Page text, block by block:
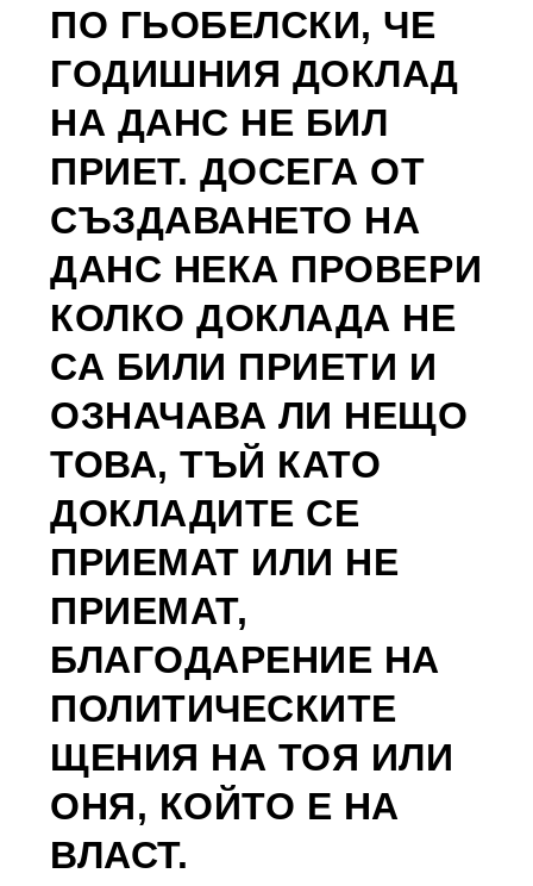
ПО ГЬОБЕЛСКИ, ЧЕ
ГОДИШНИЯ ДОКЛАД
НА ДАНС НЕ БИЛ
ПРИЕТ. ДОСЕГА ОТ
СЪЗДАВАНЕТО НА
ДАНС НЕКА ПРОВЕРИ
КОЛКО ДОКЛАДА НЕ
СА БИЛИ ПРИЕТИ И
ОЗНАЧАВА ЛИ НЕЩО
ТОВА, ТЪЙ КАТО
ДОКЛАДИТЕ СЕ
ПРИЕМАТ ИЛИ НЕ
ПРИЕМАТ,
БЛАГОДАРЕНИЕ НА
ПОЛИТИЧЕСКИТЕ
ЩЕНИЯ НА ТОЯ ИЛИ
ОНЯ, КОЙТО Е НА
ВЛАСТ.